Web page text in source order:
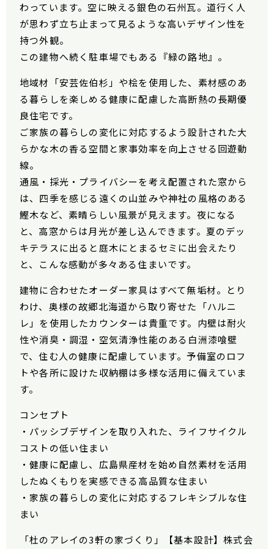
わっています。空に映える銀色の石州瓦。道行く人
が思わず立ち止まって見るような高いデザイン性を
持つ外観。
この建物へ続く駐車場でもある『緑の路地』。
地域材「安芸佐伯杉」や桧を使用した、素材感のあ
る暮らしを楽しめる健康に配慮した高断熱の長期優
良住宅です。
ご家族の暮らしの変化に対応するよう設計された大
らかな木の香る空間と家事効率を向上させる回遊動
線。
通風・採光・プライバシーを考え配置された窓から
は、四季を感じる遠くの山並みや神社の風格のある
鰹木など、素晴らしい風景が見えます。夜になる
と、高窓からは月光が差し込んできます。夏のデッ
キテラスに出ると庭木にとまるセミに出会えたり
と、こんな感動が多々ある住まいです。
建物に合わせたオーダー家具はすべて無垢材。とり
わけ、奥様の故郷北海道から取り寄せた「ハルニ
レ」を使用したカウンターは貴重です。内壁は耐火
性や消臭・調湿・空気清浄性能のある白洲漆喰壁
で、住む人の健康に配慮しています。予備室のロフ
トや各所に設けた収納棚は多様な活用に備えていま
す。
コンセプト
・パッシブデザインを取り入れた、ライフサイクル
コストの低い住まい
・健康に配慮し、広島県産材を始め自然素材を活用
したぬくもりを実感できる高品質な住まい
・家族の暮らしの変化に対応するフレキシブルな住
まい
「杜のアレイの3軒の家づくり」【基本設計】株式会